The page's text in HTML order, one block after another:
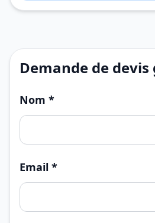
Demande de
Nom *
Email *